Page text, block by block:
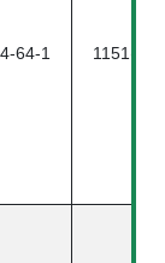
64-1